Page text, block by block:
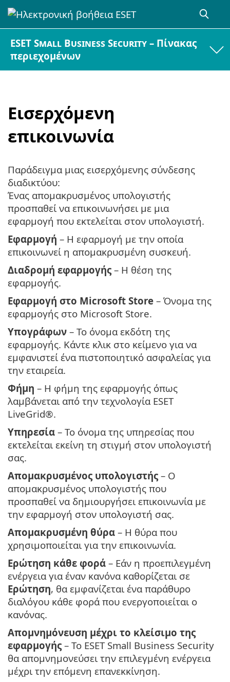
ESET Small Business Security – Πίνακας
περιεχομένων
Εισερχόμενη
επικοινωνία
Παράδειγμα μιας εισερχόμενης σύνδεσης
διαδικτύου:
Ένας απομακρυσμένος υπολογιστής
προσπαθεί να επικοινωνήσει με μια
εφαρμογή που εκτελείται στον υπολογιστή.
Εφαρμογή – Η εφαρμογή με την οποία
επικοινωνεί η απομακρυσμένη συσκευή.
Διαδρομή εφαρμογής – Η θέση της
εφαρμογής.
Εφαρμογή στο Microsoft Store – Όνομα της
εφαρμογής στο Microsoft Store.
Υπογράφων – Το όνομα εκδότη της
εφαρμογής. Κάντε κλικ στο κείμενο για να
εμφανιστεί ένα πιστοποιητικό ασφαλείας για
την εταιρεία.
Φήμη – Η φήμη της εφαρμογής όπως
λαμβάνεται από την τεχνολογία ESET
LiveGrid®.
Υπηρεσία – Το όνομα της υπηρεσίας που
εκτελείται εκείνη τη στιγμή στον υπολογιστή
σας.
Απομακρυσμένος υπολογιστής – Ο
απομακρυσμένος υπολογιστής που
προσπαθεί να δημιουργήσει επικοινωνία με
την εφαρμογή στον υπολογιστή σας.
Απομακρυσμένη θύρα – Η θύρα που
χρησιμοποιείται για την επικοινωνία.
Ερώτηση κάθε φορά – Εάν η προεπιλεγμένη
ενέργεια για έναν κανόνα καθορίζεται σε
Ερώτηση, θα εμφανίζεται ένα παράθυρο
διαλόγου κάθε φορά που ενεργοποιείται ο
κανόνας.
Απομνημόνευση μέχρι το κλείσιμο της
εφαρμογής – Το ESET Small Business Security
θα απομνημονεύσει την επιλεγμένη ενέργεια
μέχρι την επόμενη επανεκκίνηση.